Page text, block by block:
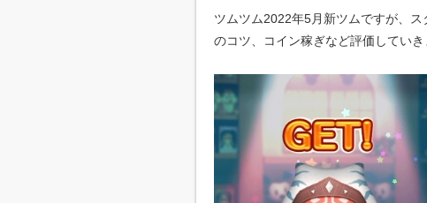
ツムツム2022年5月新ツムですが、
のコツ、コイン稼ぎなど評価していき